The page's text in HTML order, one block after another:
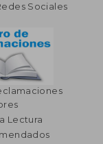
$ 117.14
Sociales
Lectura